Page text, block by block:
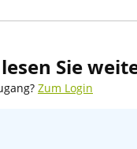
Sie
Zum Login